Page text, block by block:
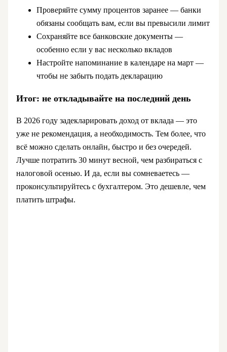
Проверяйте сумму процентов заранее — банки
обязаны сообщать вам, если вы превысили лимит
Сохраняйте все банковские документы —
особенно если у вас несколько вкладов
Настройте напоминание в календаре на март —
чтобы не забыть подать декларацию
Итог: не откладывайте на последний день
В 2026 году задекларировать доход от вклада — это
уже не рекомендация, а необходимость. Тем более, что
всё можно сделать онлайн, быстро и без очередей.
Лучше потратить 30 минут весной, чем разбираться с
налоговой осенью. И да, если вы сомневаетесь —
проконсультируйтесь с бухгалтером. Это дешевле, чем
платить штрафы.